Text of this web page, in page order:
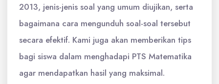
2013, jenis-jenis soal yang umum diujikan, serta
bagaimana cara mengunduh soal-soal tersebut
secara efektif. Kami juga akan memberikan tips
bagi siswa dalam menghadapi PTS Matematika
agar mendapatkan hasil yang maksimal.